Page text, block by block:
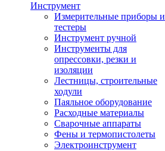
Инструмент
Измерительные приборы и
тестеры
Инструмент ручной
Инструменты для
опрессовки, резки и
изоляции
Лестницы, строительные
ходули
Паяльное оборудование
Расходные материалы
Сварочные аппараты
Фены и термопистолеты
Электроинструмент